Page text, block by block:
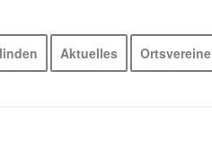
Aktuelles Ortsvereine